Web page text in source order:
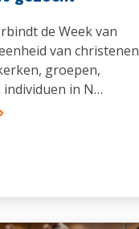
de Week van
van christenen
groepen,
individuen in N…